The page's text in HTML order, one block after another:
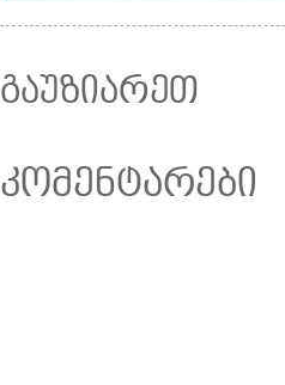
გაუზიარეთ
კომენტარები